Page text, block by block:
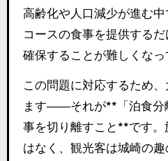
高齢化や人口減少が進む
コースの食事を提供する
確保することが難しくなっ
この問題に対応するため
ます――それが**「泊食分
事を切り離すこと**です
はなく、観光客は城崎の